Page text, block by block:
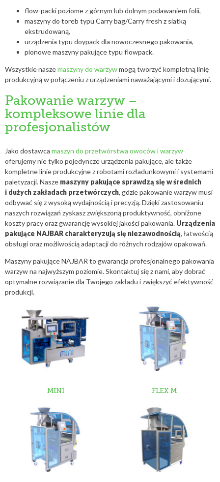
flow-packi poziome z górnym lub dolnym podawaniem folii,
maszyny do toreb typu Carry bag/Carry fresh z siatką
ekstrudowaną,
urządzenia typu doypack dla nowoczesnego pakowania,
pionowe maszyny pakujące typu flowpack.
Wszystkie naszemaszyny do warzywmogą tworzyć kompletną linię
produkcyjną w połączeniu z urządzeniami naważającymi i dozującymi.
Pakowanie warzyw –
kompleksowe linie dla
profesjonalistów
Jako dostawca maszyn do przetwórstwa owoców i warzyw
oferujemy nie tylko pojedyncze urządzenia pakujące, ale także
kompletne linie produkcyjne z robotami rozładunkowymi i systemami
paletyzacji. Nasze maszyny pakujące sprawdzą się w średnich
i dużych zakładach przetwórczych, gdzie pakowanie warzyw musi
odbywać się z wysoką wydajnością i precyzją. Dzięki zastosowaniu
naszych rozwiązań zyskasz zwiększoną produktywność, obniżone
koszty pracy oraz gwarancję wysokiej jakości pakowania. Urządzenia
pakujące NAJBAR charakteryzują się niezawodnością, łatwością
obsługi oraz możliwością adaptacji do różnych rodzajów opakowań.
Maszyny pakujące NAJBAR to gwarancja profesjonalnego pakowania
warzyw na najwyższym poziomie. Skontaktuj się z nami, aby dobrać
optymalne rozwiązanie dla Twojego zakładu i zwiększyć efektywność
produkcji.
MINI FLEX M